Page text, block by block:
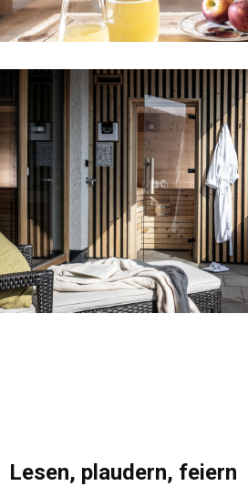
Lesen, plaudern, feiern